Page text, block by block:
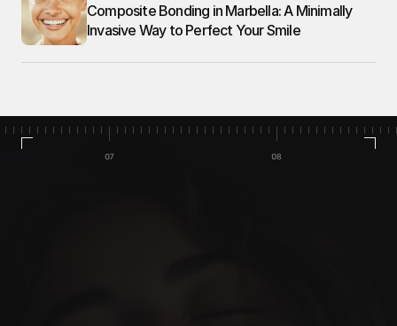
Composite Bonding in Marbella: A Minimally
Invasive Way to Perfect Your Smile